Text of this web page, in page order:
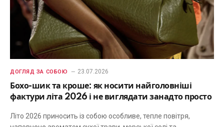
ДОГЛЯД ЗА СОБОЮ 23.07.2026
Бохо-шик та кроше: як носити найголовніші
фактури літа 2026 і не виглядати занадто просто
Літо 2026 приносить із собою особливе, тепле повітря,